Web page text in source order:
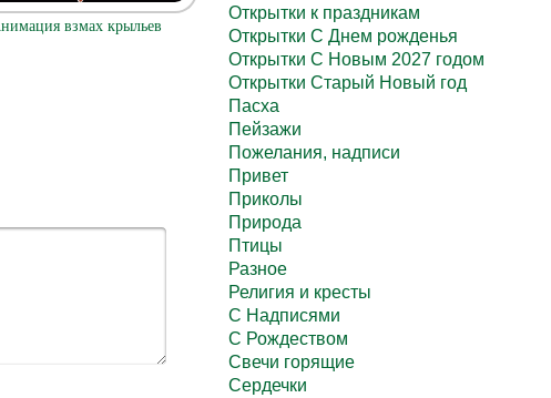
взмах крыльев
Открытки к праздникам
Открытки С Днем рожденья
Открытки С Новым 2027 годом
Открытки Старый Новый год
Пасха
Пейзажи
Пожелания, надписи
Привет
Приколы
Природа
Птицы
Разное
Религия и кресты
С Надписями
С Рождеством
Свечи горящие
Сердечки